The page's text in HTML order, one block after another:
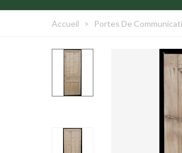
Accueil > Portes De